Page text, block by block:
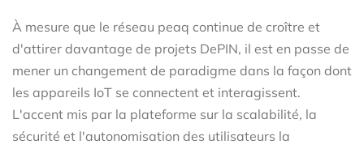
À mesure que le réseau peaq continue de croître et
d'attirer davantage de projets DePIN, il est en passe de
mener un changement de paradigme dans la façon dont
les appareils IoT se connectent et interagissent.
L'accent mis par la plateforme sur la scalabilité, la
sécurité et l'autonomisation des utilisateurs la